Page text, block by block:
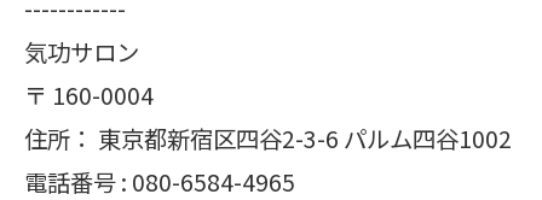
------------
気功サロン
〒 160-0004
住所： 東京都新宿区四谷2-3-6 パルム四谷1002
電話番号 : 080-6584-4965